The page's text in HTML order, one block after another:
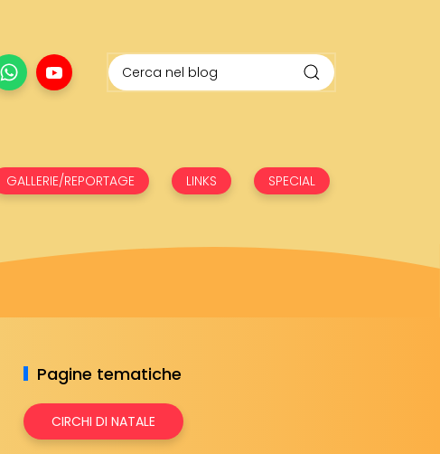
GALLERIE/REPORTAGE LINKS SPECIAL
Pagine tematiche
CIRCHI DI NATALE